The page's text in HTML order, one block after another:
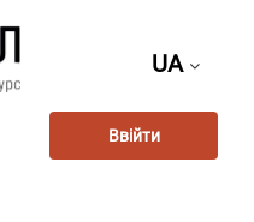
UA
Ввійти